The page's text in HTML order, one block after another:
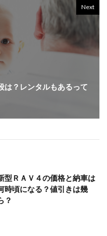
Next
は？レンタルもあるって
型ＲＡＶ４の価格と納車は
時頃になる？値引きは幾
？